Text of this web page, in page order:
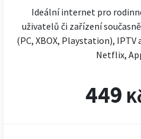
Ideální internet pro
uživatelů či zařízení
(PC, XBOX, Playstation),
Netflix,
449